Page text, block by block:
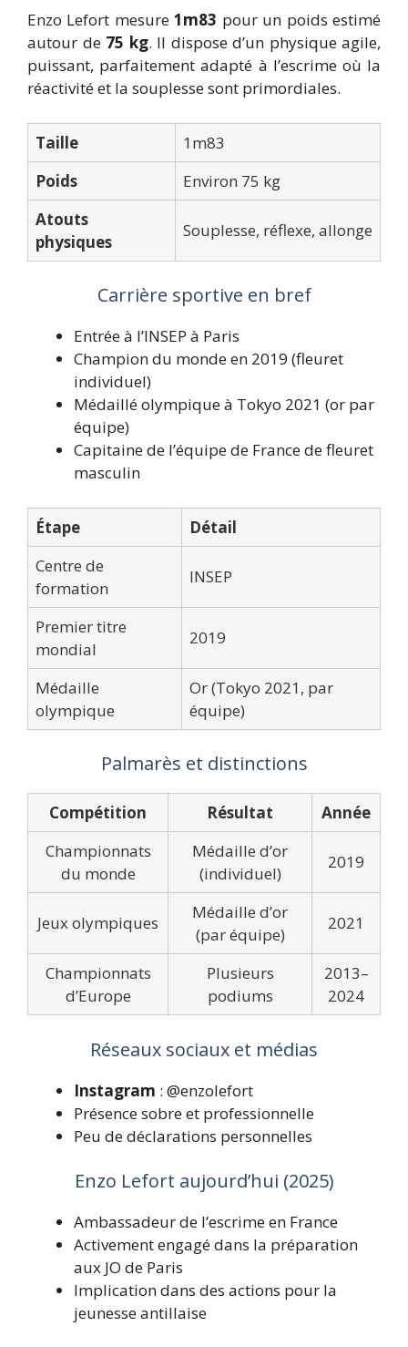
Enzo Lefort mesure1m83 pour un poids estimé
autour de 75 kg. Il dispose d’un physique agile,
puissant, parfaitement adapté à l’escrime où la
réactivité et la souplesse sont primordiales.
Taille
1m83
Poids
Environ 75 kg
Atouts
physiques
Souplesse, réflexe, allonge
Carrière sportive en bref
Entrée à l’INSEP à Paris
Champion du monde en 2019 (fleuret
individuel)
Médaillé olympique à Tokyo 2021 (or par
équipe)
Capitaine de l’équipe de France de fleuret
masculin
Étape
Détail
Centre de
formation
INSEP
Premier titre
mondial
2019
Médaille
olympique
Or (Tokyo 2021, par
équipe)
Palmarès et distinctions
Compétition Résultat
Année
Championnats
du monde
Médaille d’or
(individuel)
2019
Jeux olympiques
Médaille d’or
(par équipe)
2021
Championnats
d’Europe
Plusieurs
podiums
2013–
2024
Réseaux sociaux et médias
Instagram : @enzolefort
Présence sobre et professionnelle
Peu de déclarations personnelles
Enzo Lefort aujourd’hui (2025)
Ambassadeur de l’escrime en France
Activement engagé dans la préparation
aux JO de Paris
Implication dans des actions pour la
jeunesse antillaise